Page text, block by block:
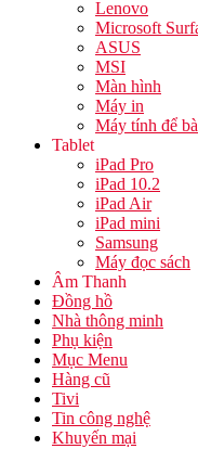
Lenovo
Microsoft
ASUS
MSI
Màn hình
Máy in
Máy tính để
Tablet
iPad Pro
iPad 10.2
iPad Air
iPad mini
Samsung
Máy đọc sách
Âm Thanh
Đồng hồ
Nhà thông minh
Phụ kiện
Mục Menu
Hàng cũ
Tivi
Tin công nghệ
Khuyến mại